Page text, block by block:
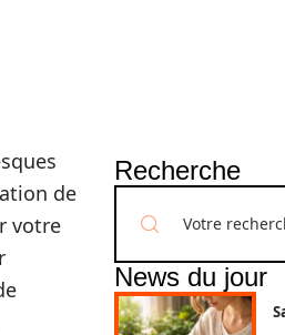
de
votre
Recherche
News du jour